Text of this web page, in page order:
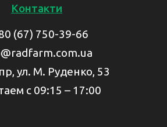
Контакти
(67) 750-39-66
ул. М. Руденко, 53
с 09:15 – 17:00